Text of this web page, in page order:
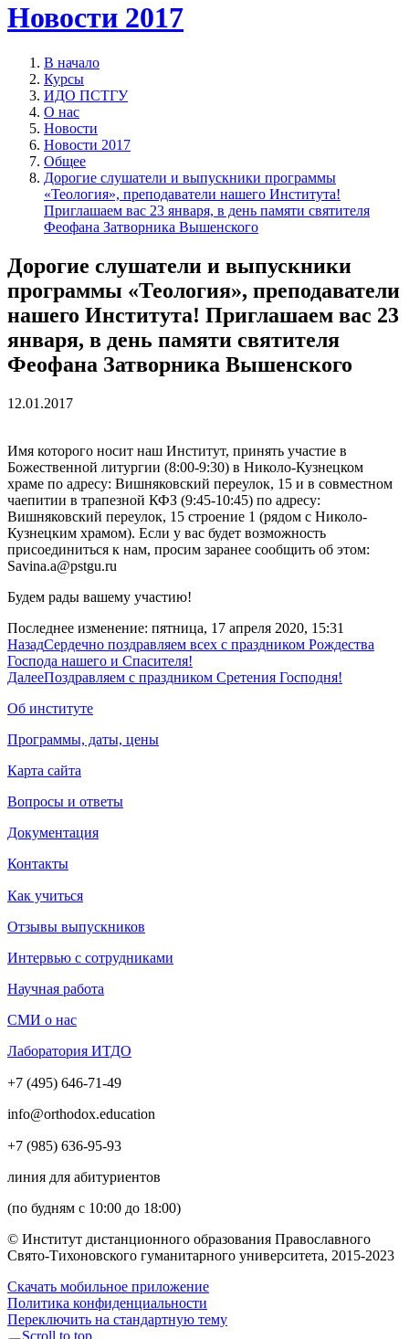
Новости 2017
В начало
Курсы
ИДО ПСТГУ
О нас
Новости
Новости 2017
Общее
Дорогие слушатели и выпускники программы
«Теология», преподаватели нашего Института!
Приглашаем вас 23 января, в день памяти святителя
Феофана Затворника Вышенского
Дорогие слушатели и выпускники
программы «Теология», преподаватели
нашего Института! Приглашаем вас 23
января, в день памяти святителя
Феофана Затворника Вышенского
12.01.2017
Имя которого носит наш Институт, принять участие в
Божественной литургии (8:00-9:30) в Николо-Кузнецком
храме по адресу: Вишняковский переулок, 15 и в совместном
чаепитии в трапезной КФЗ (9:45-10:45) по адресу:
Вишняковский переулок, 15 строение 1 (рядом с Николо-
Кузнецким храмом). Если у вас будет возможность
присоединиться к нам, просим заранее сообщить об этом:
Savina.a@pstgu.ru
Будем рады вашему участию!
Последнее изменение: пятница, 17 апреля 2020, 15:31
НазадСердечно поздравляем всех с праздником Рождества
Господа нашего и Спасителя!
ДалееПоздравляем с праздником Сретения Господня!
Об институте
Программы, даты, цены
Карта сайта
Вопросы и ответы
Документация
Контакты
Как учиться
Отзывы выпускников
Интервью с сотрудниками
Научная работа
СМИ о нас
Лаборатория ИТДО
+7 (495) 646-71-49
info@orthodox.education
+7 (985) 636-95-93
линия для абитуриентов
(по будням с 10:00 до 18:00)
© Институт дистанционного образования Православного
Свято-Тихоновского гуманитарного университета, 2015-2023
Скачать мобильное приложение
Политика конфиденциальности
Переключить на стандартную тему
Scroll to top